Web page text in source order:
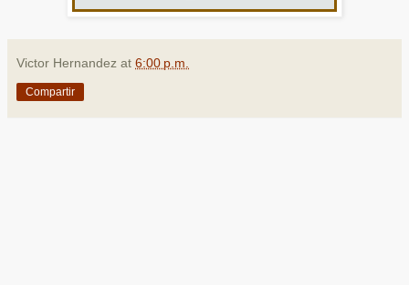
Victor Hernandez at 6:00 p.m.
Compartir